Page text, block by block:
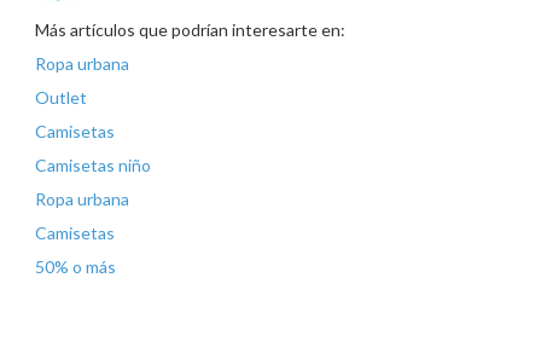
Más artículos que podrían interesarte en:
Ropa urbana
Outlet
Camisetas
Camisetas niño
Ropa urbana
Camisetas
50% o más